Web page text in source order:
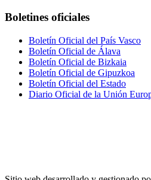
Boletines oficiales
Boletín Oficial del País Vasco
Boletín Oficial de Álava
Boletín Oficial de Bizkaia
Boletín Oficial de Gipuzkoa
Boletín Oficial del Estado
Diario Oficial de la Unión